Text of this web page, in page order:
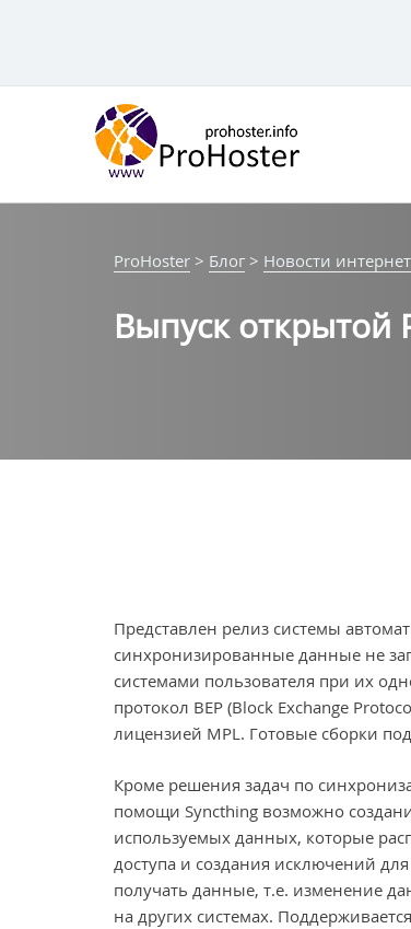
ProHoster > Блог > Новости
Выпуск открытой
Представлен релиз системы
синхронизированные данные не
системами пользователя при их
протокол BEP (Block Exchange
лицензией MPL. Готовые сборки
Кроме решения задач по
помощи Syncthing возможно
используемых данных, которые
доступа и создания исключений
получать данные, т.е. изменение
на других системах.